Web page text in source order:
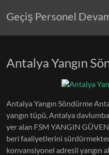
Geçiş Personel
Antalya Yangın
Antalya Yangın Söndürme
yangın tüpü, Antalya
yer alan FSM YANGIN
beri faaliyetlerini
konvansiyonel adresli yangın